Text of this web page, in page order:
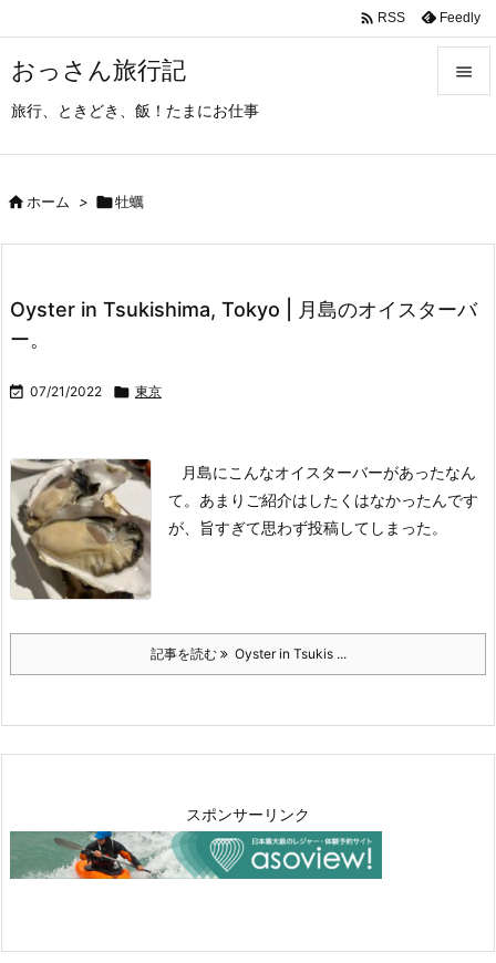
おっさん旅行記
旅行、ときどき、飯！たまにお仕事

次へ
 RSS Feedly
ホーム > 牡蠣
Oyster in Tsukishima, Tokyo | 月島のオイスターバ
ー。
 07/21/2022  東京
月島にこんなオイスターバーがあったなん
て。 あまりご紹介はしたくはなかったんです
が、旨すぎて思わず投稿してしまった。
記事を読む Oyster in Tsukis ...
スポンサーリンク